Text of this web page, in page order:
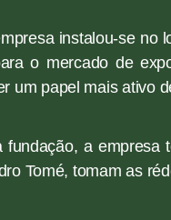
instalou-se no
o mercado de
um papel mais ativo
a
Tomé, tomam as